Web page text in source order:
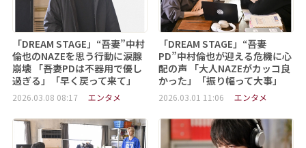
「DREAM STAGE」“吾妻”中村
倫也のNAZEを思う行動に涙腺
崩壊 「吾妻PDは不器用で優し
過ぎる」「早く戻って来て」
2026.03.08 08:17 エンタメ
「DREAM STAGE」“吾妻
PD”中村倫也が迎える危機に心
配の声 「大人NAZEがカッコ良
かった」「振り幅って大事」
2026.03.01 11:06 エンタメ